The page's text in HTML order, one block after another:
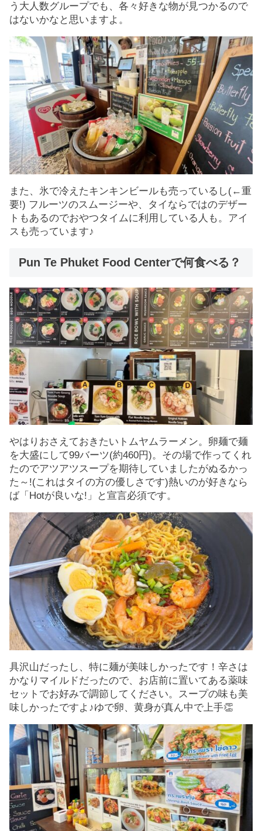
う大人数グループでも、各々好きな物が見つかるので
はないかなと思いますよ。
また、氷で冷えたキンキンビールも売っているし(←重
要!) フルーツのスムージーや、タイならではのデザー
トもあるのでおやつタイムに利用している人も。アイ
スも売っています♪
Pun Te Phuket Food Centerで何食べる？
やはりおさえておきたいトムヤムラーメン。卵麺で麺
を大盛にして99バーツ(約460円)。その場で作ってくれ
たのでアツアツスープを期待していましたがぬるかっ
た～!(これはタイの方の優しさです)熱いのが好きなら
ば「Hotが良いな!」と宣言必須です。
具沢山だったし、特に麺が美味しかったです！辛さは
かなりマイルドだったので、お店前に置いてある薬味
セットでお好みで調節してください。スープの味も美
味しかったですよ♪ゆで卵、黄身が真ん中で上手👏